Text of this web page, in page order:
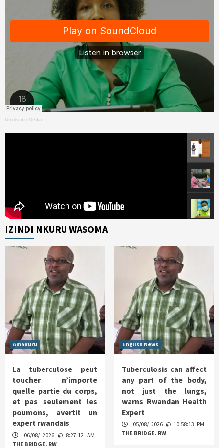
Umukunzi Média
IZINDI NKURU WASOMA
Amakuru
La tuberculose peut
toucher n’importe
quelle partie du corps,
et pas seulement les
poumons, avertit un
expert rwandais
06/08/ 2026 @ 8:27:12 AM
THE BRIDGE. RW
English News
Tuberculosis can affect
any part of the body,
not just the lungs,
warns Rwandan Health
Expert
05/08/ 2026 @ 10:58:13 PM
THE BRIDGE. RW